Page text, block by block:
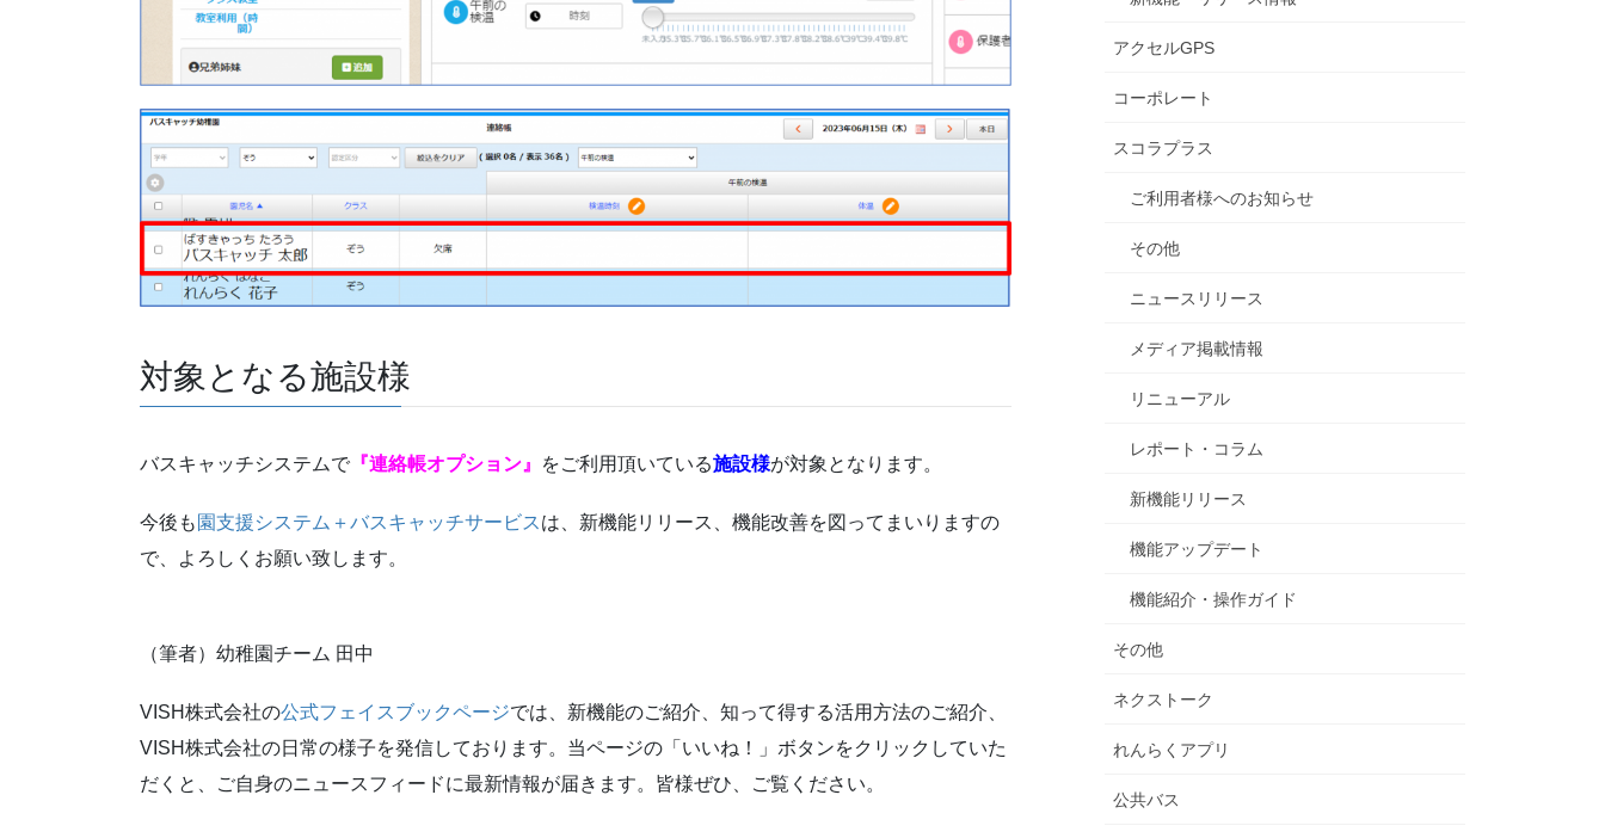
対象となる施設様
バスキャッチシステムで 『連絡帳オプション』 をご利用頂いている施設様が対象となります。
今後も 園支援システム＋バスキャッチサービスは、新機能リリース、機能改善を図ってまいりますの
で、よろしくお願い致します。
（筆者）幼稚園チーム 田中
VISH株式会社の公式フェイスブックページでは、新機能のご紹介、知って得する活用方法のご紹介、
VISH株式会社の日常の様子を発信しております。当ページの「いいね！」ボタンをクリックしていた
だくと、ご自身のニュースフィードに最新情報が届きます。皆様ぜひ、ご覧ください。
アクセルGPS
コーポレート
スコラプラス
ご利用者様へのお知らせ
その他
ニュースリリース
メディア掲載情報
リニューアル
レポート・コラム
新機能リリース
機能アップデート
機能紹介・操作ガイド
その他
ネクストーク
れんらくアプリ
公共バス